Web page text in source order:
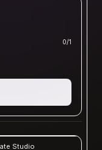
0/1
Studio